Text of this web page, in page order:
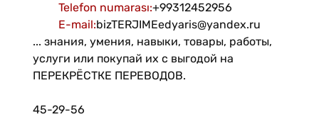
Telefon numarası:+99312452956
E-mail:bizTERJIMEedyaris@yandex.ru
... знания, умения, навыки, товары, работы,
услуги или покупай их с выгодой на
ПЕРЕКРЁСТКЕ ПЕРЕВОДОВ.
45-29-56